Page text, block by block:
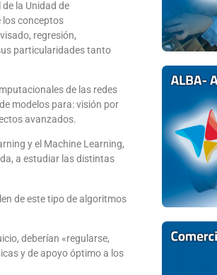
la Unidad de
los conceptos
regresión,
particularidades tanto
de las redes
modelos para: visión por
avanzados.
y el Machine Learning,
a estudiar las distintas
de este tipo de algoritmos
deberían «regularse,
y de apoyo óptimo a los